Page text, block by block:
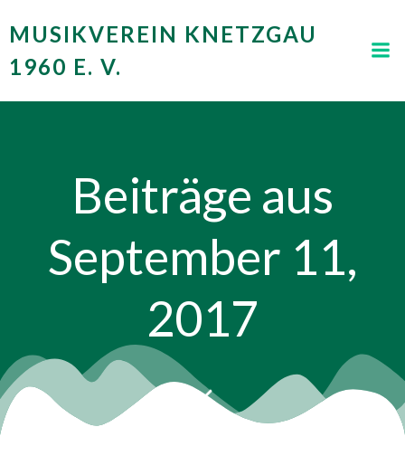
Inhalt
MUSIKVEREIN KNETZGAU
1960 E. V.
Beiträge aus
September 11,
2017